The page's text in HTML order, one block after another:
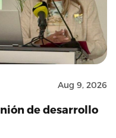
Aug 9, 2026
de desarrollo